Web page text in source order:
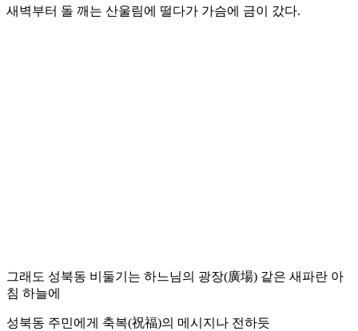
새벽부터 돌 깨는 산울림에 떨다가 가슴에 금이 갔다.
그래도 성북동 비둘기는 하느님의 광장(廣場) 같은 새파란 아
침 하늘에
성북동 주민에게 축복(祝福)의 메시지나 전하듯